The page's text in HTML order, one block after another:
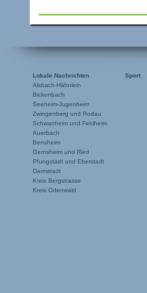
Lokale Nachrichten
Alsbach-Hähnlein
Bickenbach
Seeheim-Jugenheim
Zwingenberg und Rodau
Schwanheim und Fehlheim
Auerbach
Bensheim
Gernsheim und Ried
Pfungstadt und Eberstadt
Darmstadt
Kreis Bergstrasse
Kreis Odenwald
Sport